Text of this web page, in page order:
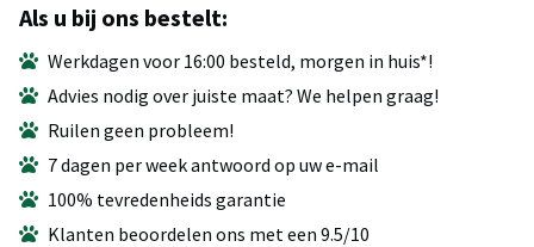
Als u bij ons bestelt:
Werkdagen voor 16:00 besteld, morgen in huis*!
Advies nodig over juiste maat? We helpen graag!
Ruilen geen probleem!
7 dagen per week antwoord op uw e-mail
100% tevredenheids garantie
Klanten beoordelen ons met een 9.5/10